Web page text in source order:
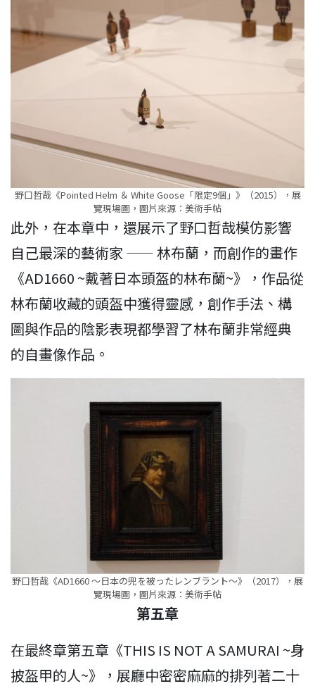
野口哲哉《Pointed Helm ＆ White Goose「限定9個」》（2015），展
覽現場圖，圖片來源：美術手帖
此外，在本章中，還展示了野口哲哉模仿影響
自己最深的藝術家 —— 林布蘭，而創作的畫作
《AD1660 ~戴著日本頭盔的林布蘭~》，作品從
林布蘭收藏的頭盔中獲得靈感，創作手法、構
圖與作品的陰影表現都學習了林布蘭非常經典
的自畫像作品。
野口哲哉《AD1660 〜日本の兜を被ったレンブラント〜》（2017），展
覽現場圖，圖片來源：美術手帖
第五章
在最終章第五章《THIS IS NOT A SAMURAI ~身
披盔甲的人~》，展廳中密密麻麻的排列著二十